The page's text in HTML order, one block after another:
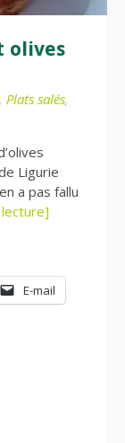
olives
, Plats salés,
Ligurie
a pas fallu
E-mail